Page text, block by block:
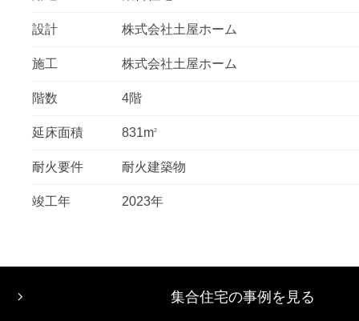
設計 株式会社土屋ホーム
施工 株式会社土屋ホーム
階数 4階
延床面積 831m2
耐火要件 耐火建築物
竣工年 2023年
集合住宅の事例を見る